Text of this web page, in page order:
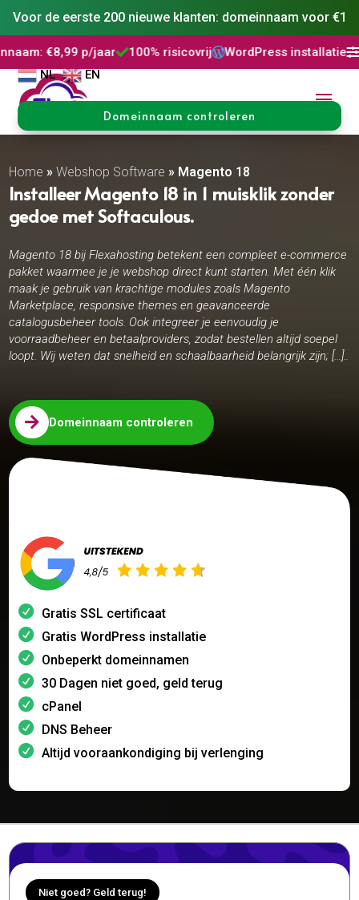
Voor de eerste 200 nieuwe klanten: domeinnaam voor €1
p/jaar100% risicovrijWordPress installatieDNS Beheer
NL EN
Domeinnaam controleren
Home »Webshop Software » Magento 18
Installeer Magento 18 in 1 muisklik zonder
gedoe met Softaculous.
Magento 18 bij Flexahosting betekent een compleet e-commerce
pakket waarmee je je webshop direct kunt starten. Met één klik
maak je gebruik van krachtige modules zoals Magento
Marketplace, responsive themes en geavanceerde
catalogusbeheer tools. Ook integreer je eenvoudig je
voorraadbeheer en betaalproviders, zodat bestellen altijd soepel
loopt. Wij weten dat snelheid en schaalbaarheid belangrijk zijn; […]..
 Domeinnaam controleren
Gratis SSL certificaat
Gratis WordPress installatie
Onbeperkt domeinnamen
30 Dagen niet goed, geld terug
cPanel
DNS Beheer
Altijd vooraankondiging bij verlenging
Niet goed? Geld terug!